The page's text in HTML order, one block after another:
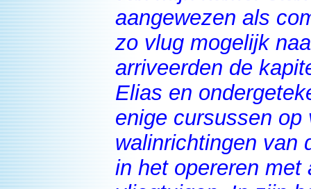
aangewezen als
zo vlug mogelijk
arriveerden de
Elias en
enige cursussen op
walinrichtingen van
in het opereren met